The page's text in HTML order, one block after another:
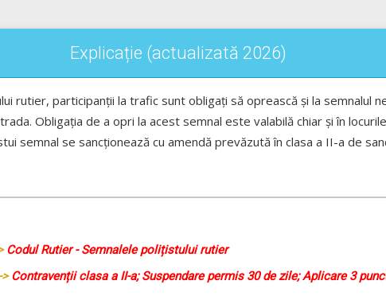
Explicație (actualizată 2026)
rutier, participanții la trafic sunt obligați să oprească și la semnalul
Obligația de a opri la acest semnal este valabilă chiar și în
semnal se sancționează cu amendă prevăzută în clasa a II-a de
Codul Rutier - Semnalele polițistului rutier
>Contravenții clasa a II-a; Suspendare permis 30 de zile; Aplicare 3